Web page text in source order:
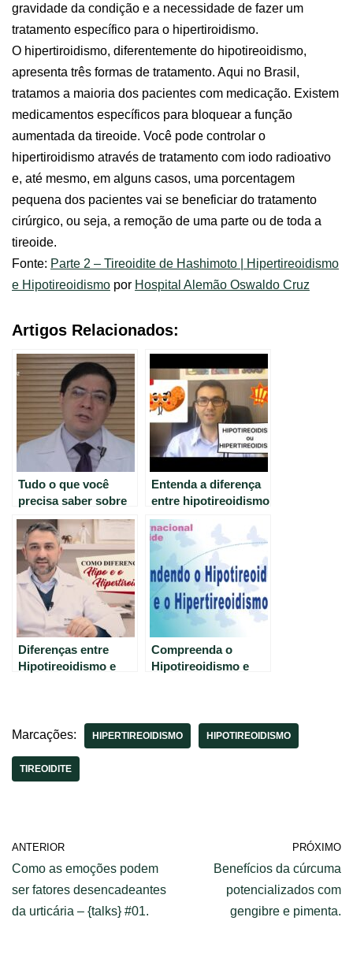
gravidade da condição e a necessidade de fazer um
tratamento específico para o hipertiroidismo.
O hipertiroidismo, diferentemente do hipotireoidismo,
apresenta três formas de tratamento. Aqui no Brasil,
tratamos a maioria dos pacientes com medicação. Existem
medicamentos específicos para bloquear a função
aumentada da tireoide. Você pode controlar o
hipertiroidismo através de tratamento com iodo radioativo
e, até mesmo, em alguns casos, uma porcentagem
pequena dos pacientes vai se beneficiar do tratamento
cirúrgico, ou seja, a remoção de uma parte ou de toda a
tireoide.
Fonte: Parte 2 – Tireoidite de Hashimoto | Hipertireoidismo
e Hipotireoidismo por Hospital Alemão Oswaldo Cruz
Artigos Relacionados:
Tudo o que você
precisa saber sobre
Tireoidite de
Hashimoto,
Hipertireoidismo e
Hipotireoidismo
Entenda a diferença
entre hipotireoidismo
e hipertireoidismo
Diferenças entre
Hipotireoidismo e
Compreenda o
Hipotireoidismo e
Marcações: HIPERTIREOIDISMO HIPOTIREOIDISMO
TIREOIDITE
ANTERIOR
Como as emoções podem
ser fatores desencadeantes
da urticária – {talks} #01.
PRÓXIMO
Benefícios da cúrcuma
potencializados com
gengibre e pimenta.